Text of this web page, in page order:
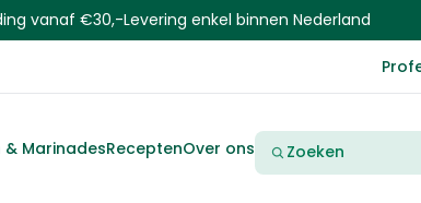
vanaf €30,-Levering enkel binnen Nederland
& MarinadesReceptenOver onsZoeken